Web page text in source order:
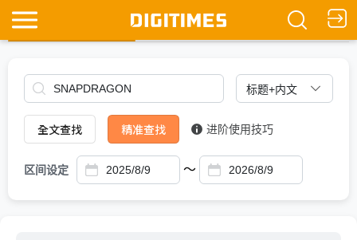
Ask DIGITIMES
全文查找 精准查找 进阶使用技巧
区间设定 ～